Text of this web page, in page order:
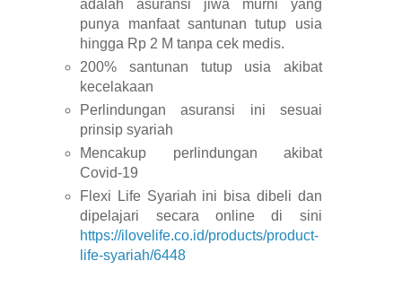
adalah asuransi jiwa murni yang
punya manfaat santunan tutup usia
hingga Rp 2 M tanpa cek medis.
200% santunan tutup usia akibat
kecelakaan
Perlindungan asuransi ini sesuai
prinsip syariah
Mencakup perlindungan akibat
Covid-19
Flexi Life Syariah ini bisa dibeli dan
dipelajari secara online di sini
https://ilovelife.co.id/products/product-
life-syariah/6448